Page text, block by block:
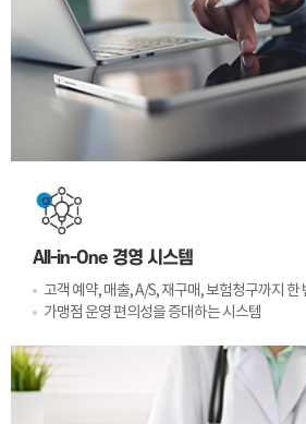
All-in-One 경영 시스템
고객 예약, 매출, A/S, 재구매, 보험청구까지 한
가맹점 운영 편의성을 증대하는 시스템